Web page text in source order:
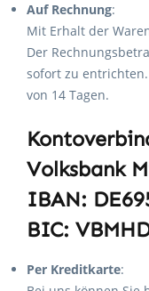
Auf Rechnung:
Mit Erhalt der
Der
sofort zu
von 14 Tagen.
Volksbank
IBAN:
BIC:
Per Kreditkarte: